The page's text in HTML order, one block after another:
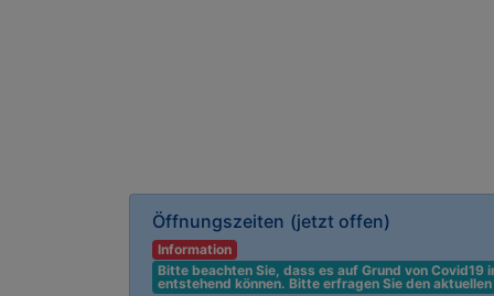
Öffnungszeiten (jetzt offen)
Information
Bitte beachten Sie, dass es auf Grund von
entstehend können. Bitte erfragen Sie den